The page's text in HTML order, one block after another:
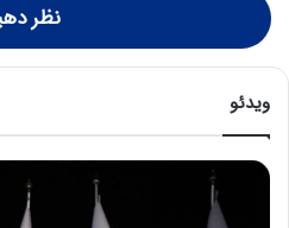
نظر
ویدئو
ح